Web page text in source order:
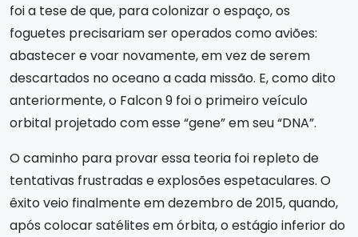
foi a tese de que, para colonizar o espaço, os
foguetes precisariam ser operados como aviões:
abastecer e voar novamente, em vez de serem
descartados no oceano a cada missão. E, como dito
anteriormente, o Falcon 9 foi o primeiro veículo
orbital projetado com esse “gene” em seu “DNA”.
O caminho para provar essa teoria foi repleto de
tentativas frustradas e explosões espetaculares. O
êxito veio finalmente em dezembro de 2015, quando,
após colocar satélites em órbita, o estágio inferior do